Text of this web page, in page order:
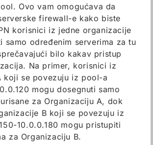
Ovo vam omogućava da
firewall-e kako biste
korisnici iz jedne organizacije
samo određenim serverima za tu
bilo kakav pristup
Na primer, korisnici iz
koji se povezuju iz pool-a
mogu dosegnuti samo
za Organizaciju A, dok
B koji se povezuju iz
10.0.0.180 mogu pristupiti
za Organizaciju B.